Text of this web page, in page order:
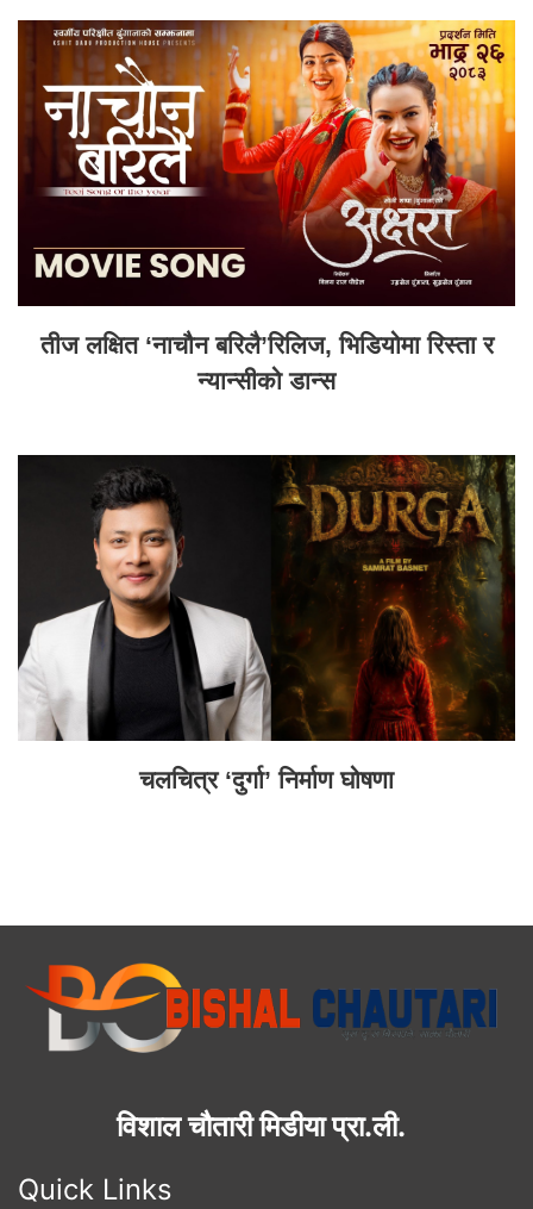
तीज लक्षित ‘नाचौन बरिलै’रिलिज, भिडियोमा रिस्ता र
न्यान्सीको डान्स
चलचित्र ‘दुर्गा’ निर्माण घोषणा
विशाल चौतारी मिडीया प्रा.ली.
Quick Links